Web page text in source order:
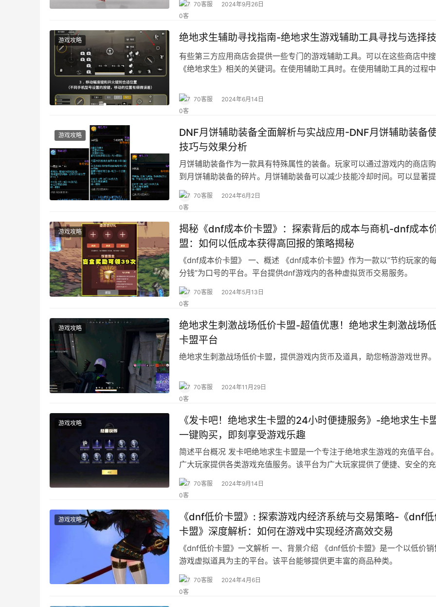
70客服 2024年9月26日
游戏攻略 绝地求生辅助寻找指南-绝地求生游戏辅助工具寻找与选择
有些第三方应用商店会提供一些专门的游戏辅助工具。可以在这些商店中
《绝地求生》相关的关键词。在使用辅助工具时。在使用辅助工具的过程中
70客服 2024年6月14日
游戏攻略
DNF月饼辅助装备全面解析与实战应用-DNF月饼辅助装备
技巧与效果分析
月饼辅助装备作为一款具有特殊属性的装备。玩家可以通过游戏内的商店
到月饼辅助装备的碎片。月饼辅助装备可以减少技能冷却时间。可以显著提
角色的技能伤害。
70客服 2024年6月2日
游戏攻略
揭秘《dnf成本价卡盟》：探索背后的成本与商机-dnf成本
盟：如何以低成本获得高回报的策略揭秘
《dnf成本价卡盟》 一、概述 《dnf成本价卡盟》作为一款以”节约玩家的
分钱”为口号的平台。平台提供dnf游戏内的各种虚拟货币交易服务。
70客服 2024年5月13日
游戏攻略
绝地求生刺激战场低价卡盟-超值优惠！绝地求生刺激战场
卡盟平台
绝地求生刺激战场低价卡盟，提供游戏内货币及道具，助您畅游游戏世界。
70客服 2024年11月29日
游戏攻略
《发卡吧！绝地求生卡盟的24小时便捷服务》-绝地求生卡盟
一键购买，即刻享受游戏乐趣
简述平台概况 发卡吧绝地求生卡盟是一个专注于绝地求生游戏的充值平台
广大玩家提供各类游戏充值服务。该平台为广大玩家提供了便捷、安全的充
服务。
70客服 2024年9月14日
游戏攻略
《dnf低价卡盟》: 探索游戏内经济系统与交易策略-《dnf
卡盟》深度解析：如何在游戏中实现经济高效交易
《dnf低价卡盟》一文解析 一、背景介绍 《dnf低价卡盟》是一个以低价销
游戏虚拟道具为主的平台。该平台能够提供更丰富的商品种类。
70客服 2024年4月6日